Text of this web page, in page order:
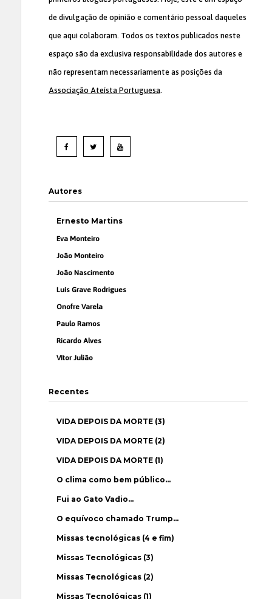
de divulgação de opinião e comentário pessoal daqueles
que aqui colaboram. Todos os textos publicados neste
espaço são da exclusiva responsabilidade dos autores e
não representam necessariamente as posições da
Associação Ateísta Portuguesa.
Autores
Ernesto Martins
Eva Monteiro
João Monteiro
João Nascimento
Luís Grave Rodrigues
Onofre Varela
Paulo Ramos
Ricardo Alves
Vítor Julião
Recentes
VIDA DEPOIS DA MORTE (3)
VIDA DEPOIS DA MORTE (2)
VIDA DEPOIS DA MORTE (1)
O clima como bem público…
Fui ao Gato Vadio…
O equívoco chamado Trump…
Missas tecnológicas (4 e fim)
Missas Tecnológicas (3)
Missas Tecnológicas (2)
Missas Tecnológicas (1)